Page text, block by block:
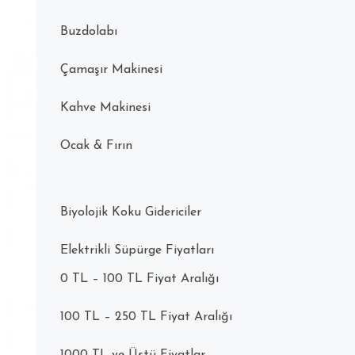
Buzdolabı
Çamaşır Makinesi
Kahve Makinesi
Ocak & Fırın
Biyolojik Koku Gidericiler
Elektrikli Süpürge Fiyatları
0 TL – 100 TL Fiyat Aralığı
100 TL – 250 TL Fiyat Aralığı